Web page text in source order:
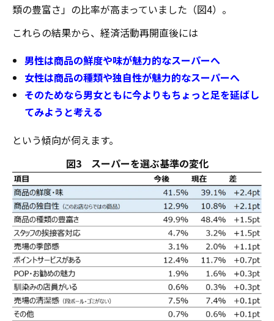
類の豊富さ」の比率が高まっていました（図4）。
これらの結果から、経済活動再開直後には
男性は商品の鮮度や味が魅力的なスーパーへ
女性は商品の種類や独自性が魅力的なスーパーへ
そのためなら男女ともに今よりもちょっと足を延ばし
てみようと考える
という傾向が伺えます。
図3 スーパーを選ぶ基準の変化